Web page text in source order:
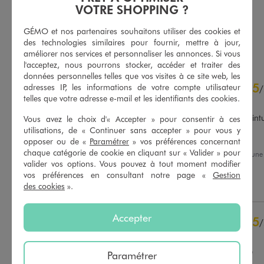
5/5 de moyenne
(13 avis)
AJOUTERAU PANIER
5/5 de moyenne
AJOUTER AU PANIER
4.6/5
Basé sur46 avis soumis à un
contrôle
Voir tous les avis sur ce site
5étoiles
4étoiles
7
5
2
1étoile 0
5/
Avis vérifié et récompensé
Très satisfaite, Très belle
du tous.
Très contente vraiment.
Avis du 31/07/2026 , suite à
18/07/2026 par Saliha B.
5/
Avis vérifié et récompensé
Tres belle ceinture en solde
VOTRE SHOPPING ?
GÉMO et nos partenaires souhaitons utiliser des cookies et
des technologies similaires pour fournir, mettre à jour,
améliorer nos services et personnaliser les annonces. Si vous
l'acceptez, nous pourrons stocker, accéder et traiter des
données personnelles telles que vos visites à ce site web, les
adresses IP, les informations de votre compte utilisateur
telles que votre adresse e-mail et les identifiants des cookies.
Vous avez le choix d'« Accepter » pour consentir à ces
utilisations, de « Continuer sans accepter » pour vous y
opposer ou de « Paramétrer » vos préférences concernant
chaque catégorie de cookie en cliquant sur « Valider » pour
valider vos options. Vous pouvez à tout moment modifier
vos préférences en consultant notre page « Gestion
des cookies ».
Accepter
Paramétrer